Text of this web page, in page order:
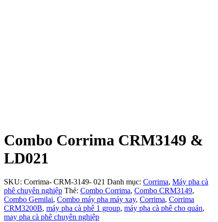
Combo Corrima CRM3149 &
LD021
SKU: Corrima- CRM-3149- 021 Danh mục: Corrima, Máy pha cà
phê chuyên nghiệp Thẻ: Combo Corrima, Combo CRM3149,
Combo Gemilai, Combo máy pha máy xay, Corrima, Corrima
CRM3200B, máy pha cà phê 1 group, máy pha cà phê cho quán,
may pha cà phê chuyên nghiệp